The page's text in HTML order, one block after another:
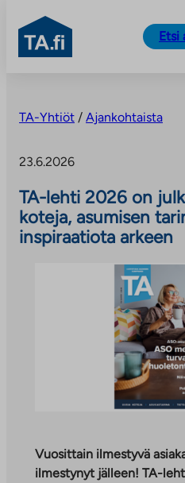
TA.fi
Etsi
TA-Yhtiöt / Ajankohtaista
23.6.2026
TA-lehti 2026 on
koteja, asumisen
inspiraatiota arkeen
Vuosittain ilmestyvä
ilmestynyt jälleen! TA-